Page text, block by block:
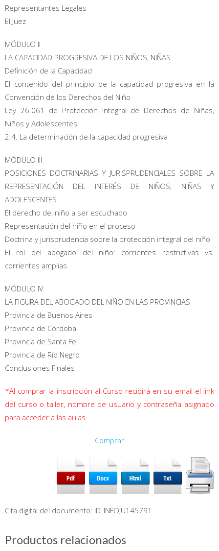
Representantes Legales
El Juez
MÓDULO II
LA CAPACIDAD PROGRESIVA DE LOS NIÑOS, NIÑAS
Definición de la Capacidad
El contenido del principio de la capacidad progresiva en la
Convención de los Derechos del Niño
Ley 26.061 de Protección Integral de Derechos de Niñas,
Niños y Adolescentes
2.4. La determinación de la capacidad progresiva
MÓDULO III
POSICIONES DOCTRINARIAS Y JURISPRUDENCIALES SOBRE LA
REPRESENTACIÓN DEL INTERÉS DE NIÑOS, NIÑAS Y
ADOLESCENTES
El derecho del niño a ser escuchado
Representación del niño en el proceso
Doctrina y jurisprudencia sobre la protección integral del niño
El rol del abogado del niño: corrientes restrictivas vs.
corrientes amplias
MÓDULO IV
LA FIGURA DEL ABOGADO DEL NIÑO EN LAS PROVINCIAS
Provincia de Buenos Aires
Provincia de Córdoba
Provincia de Santa Fe
Provincia de Río Negro
Conclusiones Finales
*Al comprar la inscripción al Curso recibirá en su email el link
del curso o taller, nombre de usuario y contraseña asignado
para acceder a las aulas.
Comprar
Cita digital del documento: ID_INFOJU145791
Productos relacionados